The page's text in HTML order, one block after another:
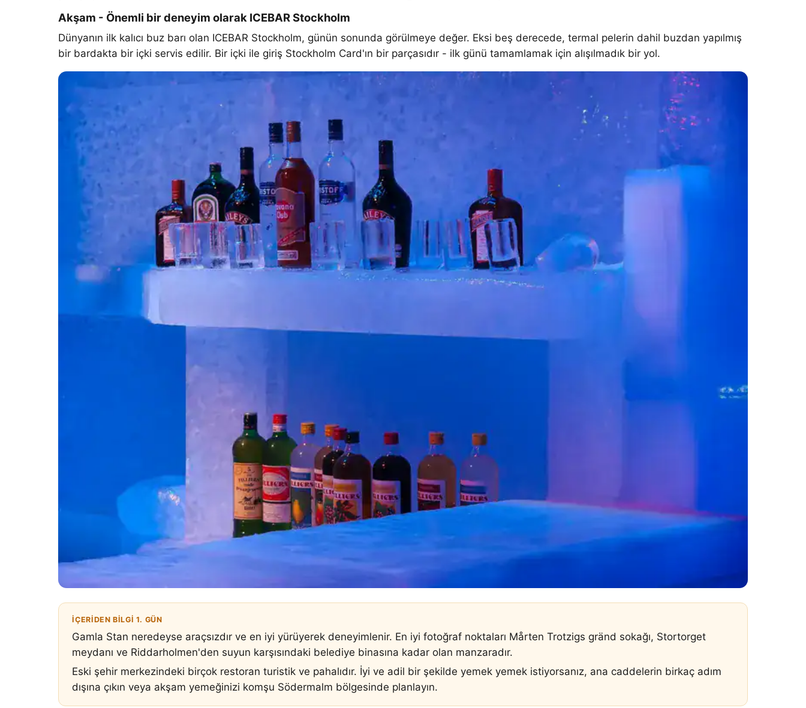
Akşam - Önemli bir deneyim olarak ICEBAR Stockholm
Dünyanın ilk kalıcı buz barı olan ICEBAR Stockholm, günün sonunda görülmeye değer. Eksi beş derecede, termal pelerin dahil buzdan yapılmış
bir bardakta bir içki servis edilir. Bir içki ile giriş Stockholm Card'ın bir parçasıdır - ilk günü tamamlamak için alışılmadık bir yol.
İÇERIDEN BILGI 1. GÜN
Gamla Stan neredeyse araçsızdır ve en iyi yürüyerek deneyimlenir. En iyi fotoğraf noktaları Mårten Trotzigs gränd sokağı, Stortorget
meydanı ve Riddarholmen'den suyun karşısındaki belediye binasına kadar olan manzaradır.
Eski şehir merkezindeki birçok restoran turistik ve pahalıdır. İyi ve adil bir şekilde yemek yemek istiyorsanız, ana caddelerin birkaç adım
dışına çıkın veya akşam yemeğinizi komşu Södermalm bölgesinde planlayın.